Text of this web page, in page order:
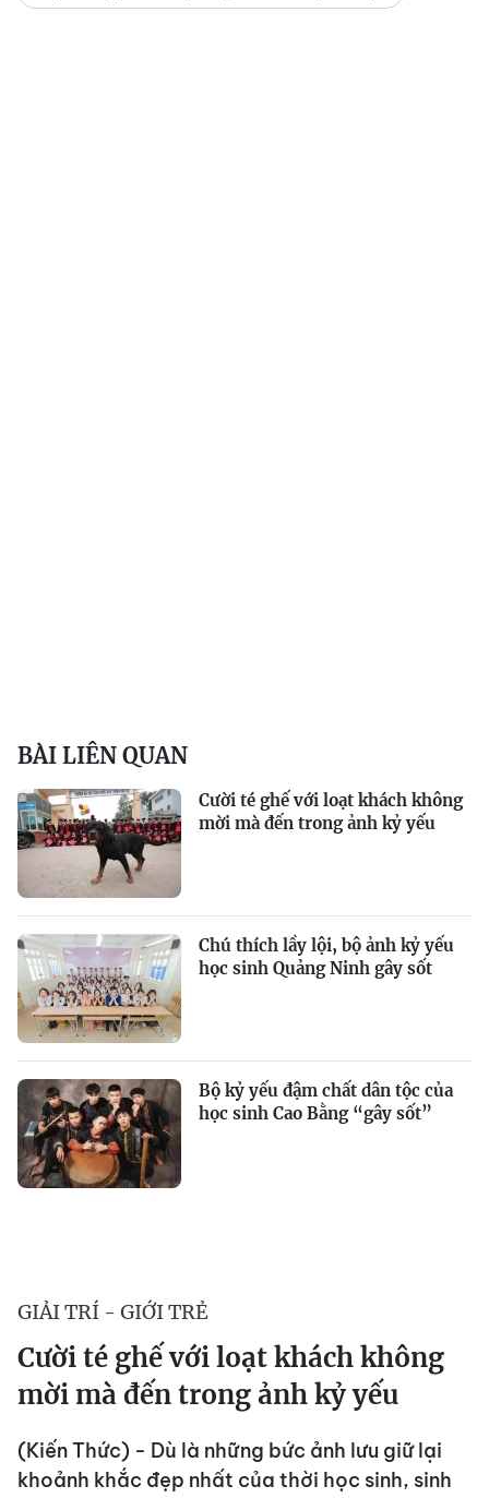
BÀI LIÊN QUAN
Cười té ghế với loạt khách không
mời mà đến trong ảnh kỷ yếu
Chú thích lầy lội, bộ ảnh kỷ yếu
học sinh Quảng Ninh gây sốt
Bộ kỷ yếu đậm chất dân tộc của
học sinh Cao Bằng “gây sốt”
GIẢI TRÍ - GIỚI TRẺ
Cười té ghế với loạt khách không
mời mà đến trong ảnh kỷ yếu
(Kiến Thức) - Dù là những bức ảnh lưu giữ lại
khoảnh khắc đẹp nhất của thời học sinh, sinh